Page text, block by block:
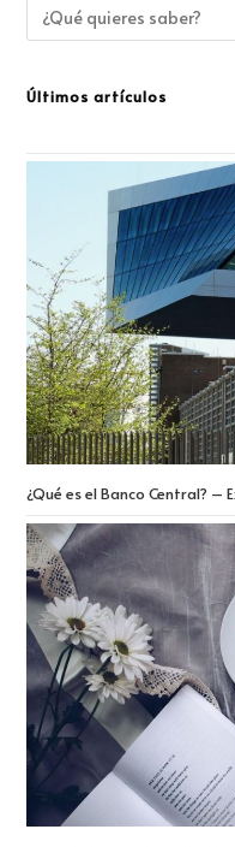
Últimos artículos
¿Qué es el Banco Central? –